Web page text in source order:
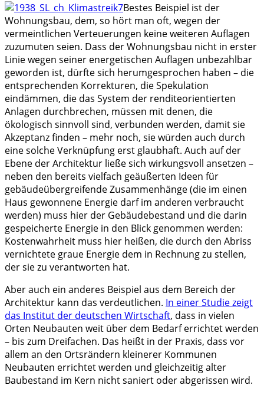
Bestes Beispiel ist der
Wohnungsbau, dem, so hört man oft, wegen der
vermeintlichen Verteuerungen keine weiteren Auflagen
zuzumuten seien. Dass der Wohnungsbau nicht in erster
Linie wegen seiner energetischen Auflagen unbezahlbar
geworden ist, dürfte sich herumgesprochen haben – die
entsprechenden Korrekturen, die Spekulation
eindämmen, die das System der renditeorientierten
Anlagen durchbrechen, müssen mit denen, die
ökologisch sinnvoll sind, verbunden werden, damit sie
Akzeptanz finden – mehr noch, sie würden auch durch
eine solche Verknüpfung erst glaubhaft. Auch auf der
Ebene der Architektur ließe sich wirkungsvoll ansetzen –
neben den bereits vielfach geäußerten Ideen für
gebäudeübergreifende Zusammenhänge (die im einen
Haus gewonnene Energie darf im anderen verbraucht
werden) muss hier der Gebäudebestand und die darin
gespeicherte Energie in den Blick genommen werden:
Kostenwahrheit muss hier heißen, die durch den Abriss
vernichtete graue Energie dem in Rechnung zu stellen,
der sie zu verantworten hat.
Aber auch ein anderes Beispiel aus dem Bereich der
Architektur kann das verdeutlichen. In einer Studie zeigt
das Institut der deutschen Wirtschaft, dass in vielen
Orten Neubauten weit über dem Bedarf errichtet werden
– bis zum Dreifachen. Das heißt in der Praxis, dass vor
allem an den Ortsrändern kleinerer Kommunen
Neubauten errichtet werden und gleichzeitig alter
Baubestand im Kern nicht saniert oder abgerissen wird.